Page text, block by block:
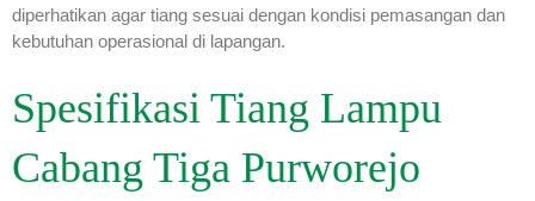
diperhatikan agar tiang sesuai dengan kondisi pemasangan dan
kebutuhan operasional di lapangan.
Spesifikasi Tiang Lampu
Cabang Tiga Purworejo